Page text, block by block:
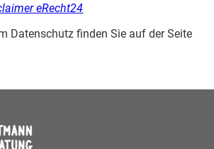
eRecht24
Daten­schutz finden Sie auf der Seite